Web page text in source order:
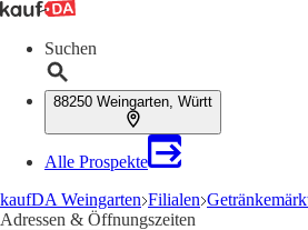
Suchen
88250 Weingarten, Württ
Alle Prospekte
kaufDA Weingarten Filialen
Adressen & Öffnungszeiten